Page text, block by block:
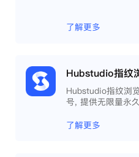
了解更多
Hubstudio指纹浏
号, 提供无限量永
工作效率 。
了解更多